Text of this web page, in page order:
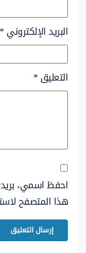
البريد الإلكتروني*
التعليق*
احفظ اسمي،
هذا المتصفح